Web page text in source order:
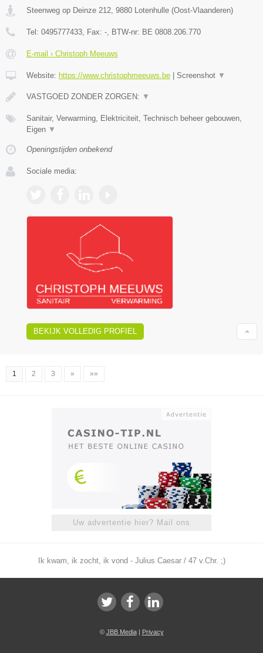
Steenweg op Deinze 212 9880 Lotenhulle (Oost-Vlaanderen)
Tel: 0495777433 , Fax: - , BTW-nr: BE 0808.206.770
E-mail › Christoph Meeuws
Website: https://www.christophmeeuws.be Screenshot ▼
VASTGOED ZONDER ZORGEN: ▼
Sanitair, Verwarming, Elektriciteit, Technisch beheer gebouwen,
Eigen ▼
Openingstijden onbekend
Sociale media:
BEKIJK VOLLEDIG PROFIEL
1 2 3 » »»
Uw advertentie hier? Mail ons
Ik kwam, ik zocht, ik vond - Julius Caesar / 47 v.Chr. ;)
© JBB Media| Privacy